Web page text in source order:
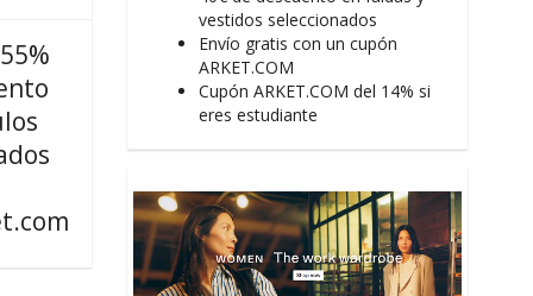
vestidos seleccionados
Envío gratis con un cupón
ARKET.COM
Cupón ARKET.COM del 14% si
eres estudiante